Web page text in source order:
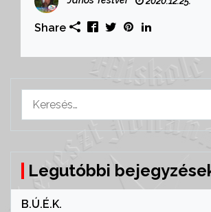
Share
Legutóbbi
B.Ú.É.K.